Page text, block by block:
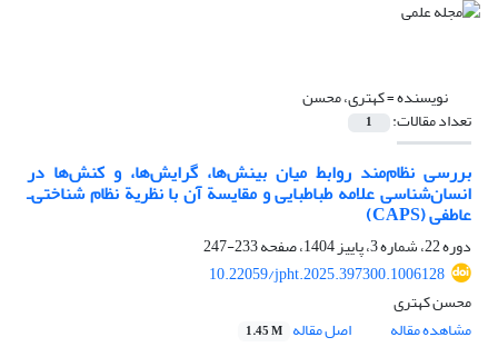
نویسنده =کهتری، محسن
تعداد مقالات: 1
بررسی نظام‌مند روابط میان بینش‌ها، گرایش‌ها، و کنش‌ها در
انسان‌شناسی علامه طباطبایی و مقایسة آن با نظریة نظام شناختی‌ـ
عاطفی (CAPS)
دوره 22، شماره 3، پاییز 1404، صفحه
233-247
10.22059/jpht.2025.397300.1006128
محسن کهتری
مشاهده مقاله
اصل مقاله 1.45 M